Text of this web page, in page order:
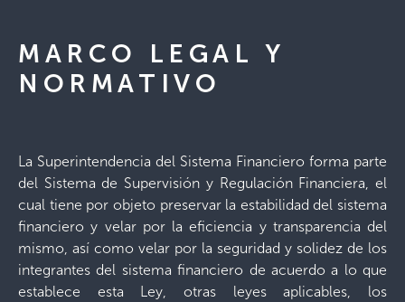
MARCO LEGAL Y
NORMATIVO
La Superintendencia del Sistema Financiero forma parte
del Sistema de Supervisión y Regulación Financiera, el
cual tiene por objeto preservar la estabilidad del sistema
financiero y velar por la eficiencia y transparencia del
mismo, así como velar por la seguridad y solidez de los
integrantes del sistema financiero de acuerdo a lo que
establece esta Ley, otras leyes aplicables, los